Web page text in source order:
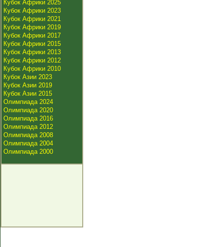
Кубок Африки 2025
Кубок Африки 2023
Кубок Африки 2021
Кубок Африки 2019
Кубок Африки 2017
Кубок Африки 2015
Кубок Африки 2013
Кубок Африки 2012
Кубок Африки 2010
Кубок Азии 2023
Кубок Азии 2019
Кубок Азии 2015
Олимпиада 2024
Олимпиада 2020
Олимпиада 2016
Олимпиада 2012
Олимпиада 2008
Олимпиада 2004
Олимпиада 2000